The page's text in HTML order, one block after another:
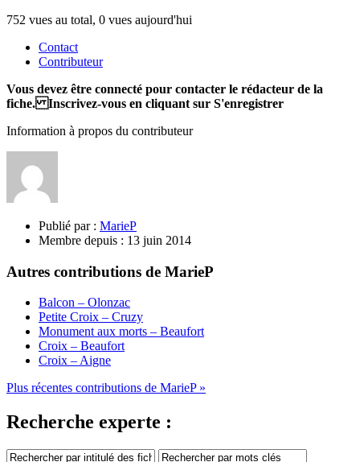
752 vues au total, 0 vues aujourd'hui
Contact
Contributeur
Vous devez être connecté pour contacter le rédacteur de la
fiche. Inscrivez-vous en cliquant sur S'enregistrer
Information à propos du contributeur
Publié par : MarieP
Membre depuis : 13 juin 2014
Autres contributions de MarieP
Balcon – Olonzac
Petite Croix – Cruzy
Monument aux morts – Beaufort
Croix – Beaufort
Croix – Aigne
Plus récentes contributions de MarieP »
Recherche experte :